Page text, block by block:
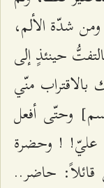
شدّة الألم،
حينئذٍ إلى
منّي
وحتّى أفعل
! وحضرة
قائلاً: حاضر..